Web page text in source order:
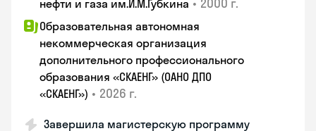
нефти и газа им.И.М.Губкина
Образовательная автономная
некоммерческая организация
дополнительного профессионального
образования «СКАЕНГ» (ОАНО ДПО
«СКАЕНГ») • 2026 г.
Завершила магистерскую программу